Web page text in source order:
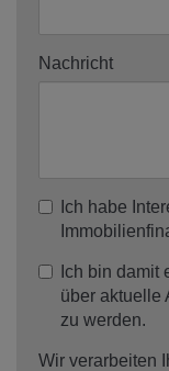
Nachricht
Ich habe
Ich bin damit
über aktuelle
zu werden.
Wir verarbeiten